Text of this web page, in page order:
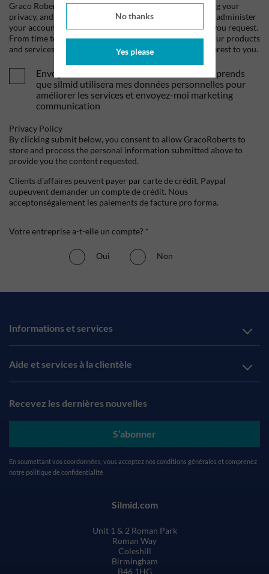
No thanks
Yes please
Graco Roberts is committed to protecting and respecting your
privacy, and we'll only use your personal information to administer
your account and to provide the products and services you request.
From time to time, we would like to contact you about our products
and services, as well as other content that may be of interest to you.
Envoyez-moi vos offres et actualités. Je comprends
que silmid utilisera mes données personnelles pour
améliorer les services et envoyez-moi marketing
communication
Privacy Policy
By clicking submit below, you consent to allow GracoRoberts to
store and process the personal information submitted above to
provide you the content requested.
Clients d'affaires peuvent payer par carte de crédit, Paypal
oupeuvent demander un compte de crédit. Nous
acceptonségalement les paiements de facture pro forma.
Votre entreprise a-t-elle un compte? *
Oui Non
Informations et services
Aide et services à la clientèle
Recevez les dernières nouvelles
S’abonner
En soumettant vos coordonnées, vous acceptez nos conditions générales et comprenez
notre politique de confidentialité
Silmid.com
Unit 1 & 2 Roman Park
Roman Way
Coleshill
Birmingham
B46 1HG